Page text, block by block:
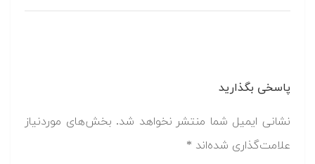
پاسخی بگذارید
نشانی ایمیل شما منتشر نخواهد شد. بخش‌های موردنیاز
علامت‌گذاری شده‌اند *